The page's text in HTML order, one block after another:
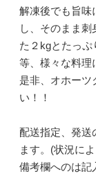
解凍後でも旨味
し、そのまま
た２kgとたっぷ
等、様々な料理
是非、オホーツ
い！！
配送指定、発送
ます。(状況に
備考欄へのは記